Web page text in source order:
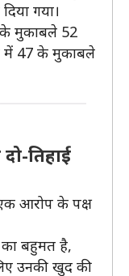
गया।
के मुकाबले 52
में 47 के मुकाबले
तिहाई
आरोप के पक्ष
का बहुमत है,
उनकी खुद की